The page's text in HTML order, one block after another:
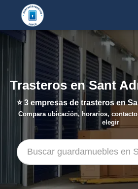
Trasteros en Sant
⭐3 empresas de trasteros en
Compara ubicación, horarios,
elegir